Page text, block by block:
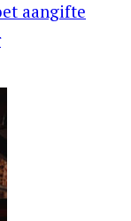
aangifte